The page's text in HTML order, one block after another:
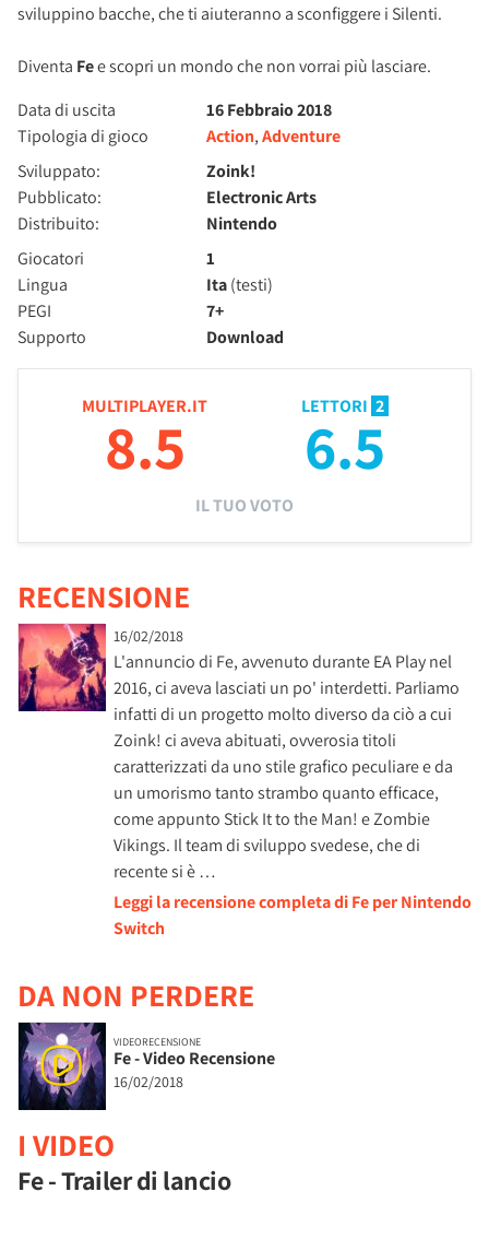
sviluppino bacche, che ti aiuteranno a sconfiggere i Silenti.
Diventa Fee scopri un mondo che non vorrai più lasciare.
Data di uscita
16 Febbraio 2018
Tipologia di gioco
Action,Adventure
Sviluppato:
Zoink!
Pubblicato:
Electronic Arts
Distribuito:
Nintendo
Giocatori
1
Lingua
Ita(testi)
PEGI
7+
Supporto
Download
MULTIPLAYER.IT
8.5
LETTORI 2
6.5
IL TUO VOTO
RECENSIONE
16/02/2018
L'annuncio di Fe, avvenuto durante EA Play nel
2016, ci aveva lasciati un po' interdetti. Parliamo
infatti di un progetto molto diverso da ciò a cui
Zoink! ci aveva abituati, ovverosia titoli
caratterizzati da uno stile grafico peculiare e da
un umorismo tanto strambo quanto efficace,
come appunto Stick It to the Man! e Zombie
Vikings. Il team di sviluppo svedese, che di
recente si è …
Leggi la recensione completa di Fe per Nintendo
Switch
DA NON PERDERE
VIDEORECENSIONE
Fe - Video Recensione
16/02/2018
I VIDEO
Fe - Trailer di lancio